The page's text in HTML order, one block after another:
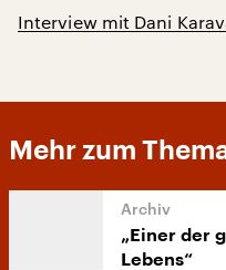
Interview mit Dani
Mehr zum
„Einer der
Lebens“